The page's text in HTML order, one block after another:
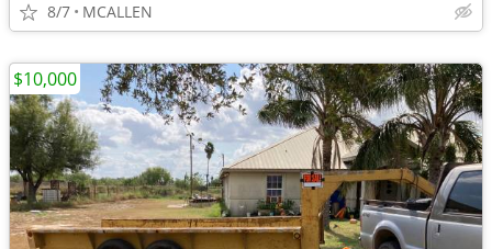
8/7 MCALLEN
$10,000